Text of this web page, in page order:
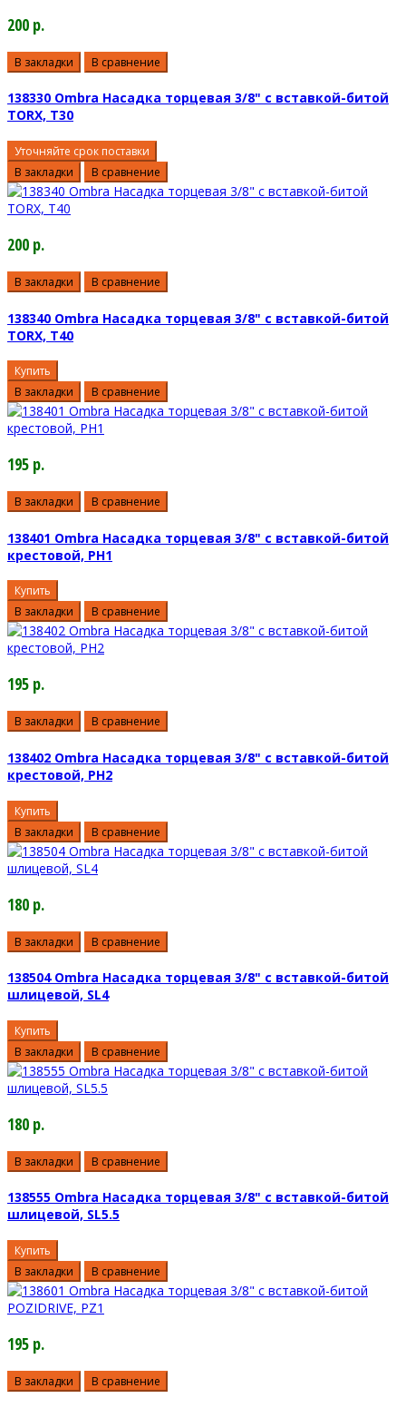
200 р.
В закладки В сравнение
138330 Ombra Насадка торцевая 3/8" с вставкой-битой
TORX, T30
Уточняйте срок поставки
В закладки
В сравнение
200 р.
В закладки В сравнение
138340 Ombra Насадка торцевая 3/8" с вставкой-битой
TORX, T40
Купить
В закладки
В сравнение
195 р.
В закладки В сравнение
138401 Ombra Насадка торцевая 3/8" с вставкой-битой
крестовой, РН1
Купить
В закладки
В сравнение
195 р.
В закладки В сравнение
138402 Ombra Насадка торцевая 3/8" с вставкой-битой
крестовой, РН2
Купить
В закладки
В сравнение
180 р.
В закладки В сравнение
138504 Ombra Насадка торцевая 3/8" с вставкой-битой
шлицевой, SL4
Купить
В закладки
В сравнение
180 р.
В закладки В сравнение
138555 Ombra Насадка торцевая 3/8" с вставкой-битой
шлицевой, SL5.5
Купить
В закладки
В сравнение
195 р.
В закладки В сравнение